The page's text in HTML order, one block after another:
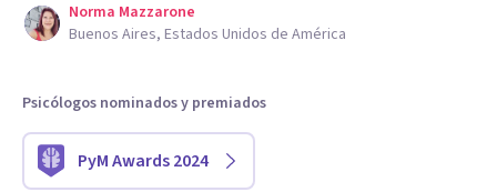
Norma Mazzarone
Buenos Aires, Estados Unidos de América
Psicólogos nominados y premiados
PyM Awards 2024